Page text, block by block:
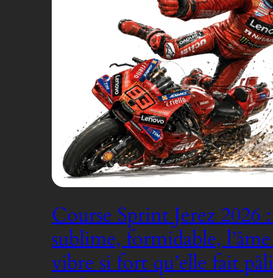
Course Sprint Jerez 2026
sublime, formidable,
vibre si fort qu’elle fait